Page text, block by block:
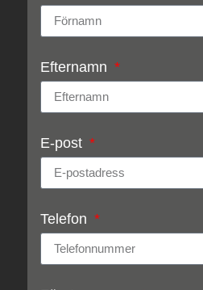
Efternamn
E-post
Telefon